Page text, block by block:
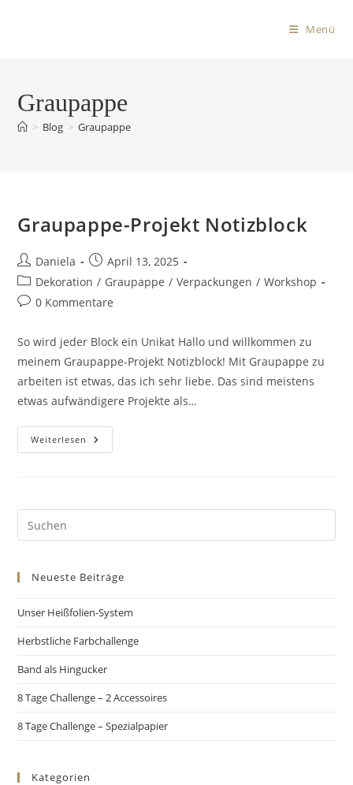
Menü
Graupappe
> Blog > Graupappe
Graupappe-Projekt Notizblock
Daniela
April 13, 2025
Dekoration / Graupappe / Verpackungen / Workshop
0 Kommentare
So wird jeder Block ein Unikat Hallo und willkommen zu
meinem Graupappe-Projekt Notizblock! Mit Graupappe zu
arbeiten ist etwas, das ich sehr liebe. Das sind meistens
etwas aufwändigere Projekte als…
Weiterlesen
Neueste Beiträge
Unser Heißfolien-System
Herbstliche Farbchallenge
Band als Hingucker
8 Tage Challenge – 2 Accessoires
8 Tage Challenge – Spezialpapier
Kategorien